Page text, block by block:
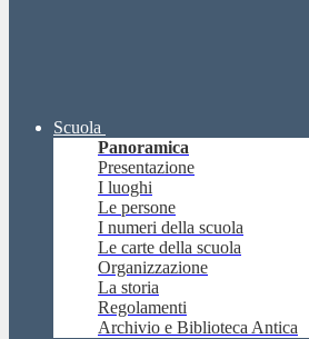
Scuola
Panoramica
Presentazione
I luoghi
Le persone
I numeri della scuola
Le carte della scuola
Organizzazione
La storia
Regolamenti
Archivio e Biblioteca Antica